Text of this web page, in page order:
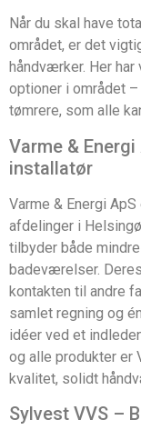
Når du skal have
området, er det
håndværker. Her
optioner i området
tømrere, som alle
Varme &
installatør
Varme & Energi
afdelinger i
tilbyder både
badeværelser.
kontakten til andre
samlet regning og
idéer ved et
og alle produkter er
kvalitet, solidt
Sylvest VVS –